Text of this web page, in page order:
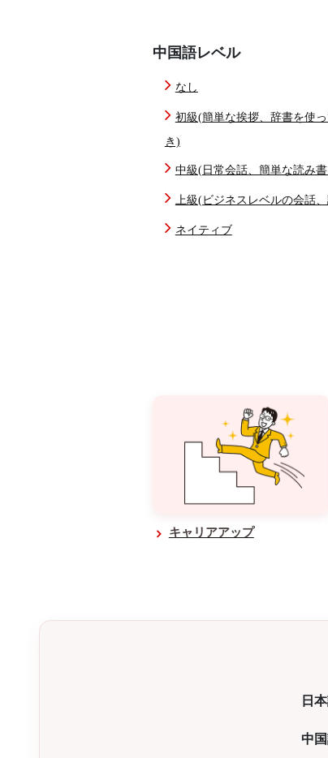
中国語レベル
なし
初級(簡単な挨拶、辞書を使
き)
中級(日常会話、簡単な読み
上級(ビジネスレベルの会話
ネイティブ
キャリアアップ
日
中